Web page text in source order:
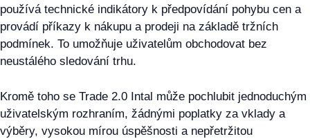
používá technické indikátory k předpovídání pohybu cen a
provádí příkazy k nákupu a prodeji na základě tržních
podmínek. To umožňuje uživatelům obchodovat bez
neustálého sledování trhu.
Kromě toho se Trade 2.0 Intal může pochlubit jednoduchým
uživatelským rozhraním, žádnými poplatky za vklady a
výběry, vysokou mírou úspěšnosti a nepřetržitou